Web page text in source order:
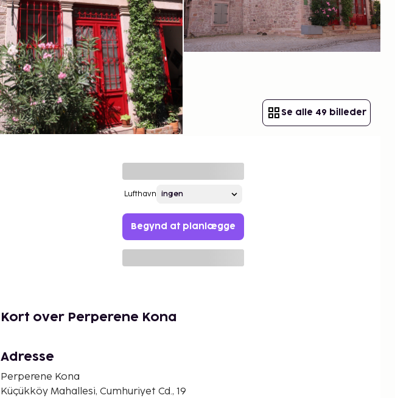
Se alle 49 billeder
Lufthavn
Begynd at planlægge
Kort over Perperene Kona
Adresse
Perperene Kona
Küçükköy Mahallesi, Cumhuriyet Cd., 19